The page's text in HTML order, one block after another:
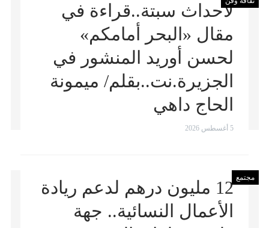
لأحداث سبتة..قراءة في
مقال «البحر أمامكم»
لحسن أوريد المنشور في
الجزيرة.نت..بقلم/ ميمونة
الحاج داهي
5 أغسطس 2026
مجتمع
12 مليون درهم لدعم ريادة
الأعمال النسائية.. جهة